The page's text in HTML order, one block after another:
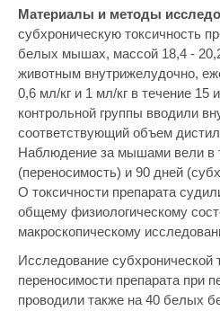
Материалы и методы
субхроническую токсичность
белых мышах, массой 18,4 -
животным внутрижелудочно,
0,6 мл/кг и 1 мл/кг в течение
контрольной группы вводили
соответствующий объем
Наблюдение за мышами вели в
(переносимость) и 90 дней
О токсичности препарата
общему физиологическому
макроскопическому
Исследование субхронической
переносимости препарата при
проводили также на 40 белых